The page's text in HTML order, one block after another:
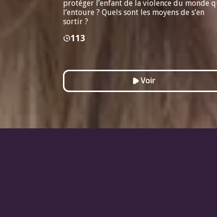
protéger l’enfant de la violence du monde
l’entoure ? Quels sont les moyens de s’en
sortir ?
113
Voir